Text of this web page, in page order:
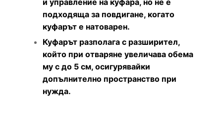
подходяща за повдигане, когато
куфарът е натоварен.
Куфарът разполага с разширител,
който при отваряне увеличава обема
му с до 5 см, осигурявайки
допълнително пространство при
нужда.